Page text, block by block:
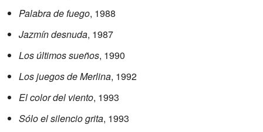
Palabra de fuego, 1988
Jazmín desnuda, 1987
Los últimos sueños, 1990
Los juegos de Merlina, 1992
El color del viento, 1993
Sólo el silencio grita, 1993